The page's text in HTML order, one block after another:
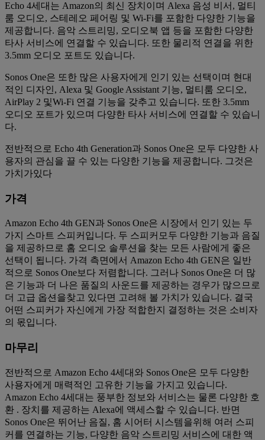
Echo 4세대는 Amazon의 최신 장치이며 Alexa 음성 비서, 멀티
룸 오디오, 스테레오 페어링 및 Wi-Fi를 포함한 다양한 기능을
제공합니다. 음악 스트리밍, 오디오북 앱 등을 포함한 다양한
타사 서비스에 연결할 수 있습니다. 또한 물리적 연결을 위한
3.5mm 오디오 포트도 있습니다.
Sonos One은 또한 많은 사용자에게 인기 있는 선택이며 현대
적인 디자인, Alexa 및 Google Assistant 기능, 멀티룸 오디오,
AirPlay 2 및Wi-Fi 연결 기능을 갖추고 있습니다. 또한 3.5mm
오디오 포트가 있으며 다양한 타사 서비스에 연결할 수 있습니
다.
전반적으로 Echo 4th Generation과 Sonos One은 모두 다양한 사
용자의 관심을 끌 수 있는 다양한 기능을 제공합니다. 그것은
가치가있다
가격
Amazon Echo 4th GEN과 Sonos One은 시장에서 인기 있는 두
가지 스마트 스피커입니다. 두 스피커모두 다양한 기능과 음질
을 제공하므로 홈 오디오 솔루션을 찾는 모든 사람에게 좋은
선택이 됩니다. 가격 측면에서 Amazon Echo 4th GEN은 일반
적으로 Sonos One보다 저렴합니다. 그러나 Sonos One은 더 많
은 기능과 더 나은 품질의 사운드를 제공하는 경우가 많으므로
더 고급 옵션을찾고 있다면 고려해 볼 가치가 있습니다. 결국
어떤 스피커가 자신에게 가장 적합한지 결정하는 것은 소비자
의 몫입니다.
마무리
전반적으로 Amazon Echo 4세대와 Sonos One은 모두 다양한
사용자에게 매력적인 고유한 기능을 가지고 있습니다.
Amazon Echo 4세대는 풍부한 정보와 서비스는 물론 다양한 호
환 . 장치를 제공하는 Alexa에 액세스할 수 있습니다. 반면
Sonos One은 뛰어난 음질, 홈 시어터 시스템을위해 여러 스피
커를 연결하는 기능, 다양한 음악 스트리밍 서비스에 대한 액